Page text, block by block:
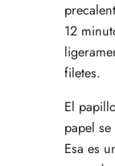
12
filetes.
El
papel
Esa es